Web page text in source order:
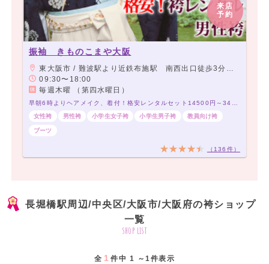
来店
予約
振袖 きものこまや大阪
東大阪市 / 難波駅より近鉄布施駅 南西出口徒歩3分 アーケード商店街角から2店目 当店前に駐車スペース有り
09:30〜18:00
毎週木曜 （第四水曜日）
早朝6時よりヘアメイク、着付！格安レンタルセット14500円～34500円！200種類以上～！
女性袴
男性袴 小学生女子袴 小学生男子袴 教員向け袴
ブーツ
（136件）
長堀橋駅周辺/中央区/大阪市/大阪府の袴ショップ
一覧
shop list
全 1 件中 1 ～1件表示